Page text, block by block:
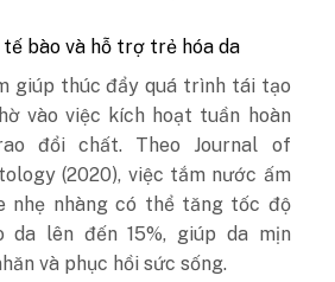
bào và hỗ trợ trẻ hóa da
giúp thúc đẩy quá trình tái tạo
vào việc kích hoạt tuần hoàn
đổi chất. Theo Journal of
(2020), việc tắm nước ấm
nhẹ nhàng có thể tăng tốc độ
lên đến 15%, giúp da mịn
và phục hồi sức sống.